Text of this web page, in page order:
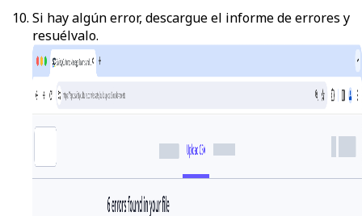
Si hay algún error, descargue el informe de errores y
resuélvalo.